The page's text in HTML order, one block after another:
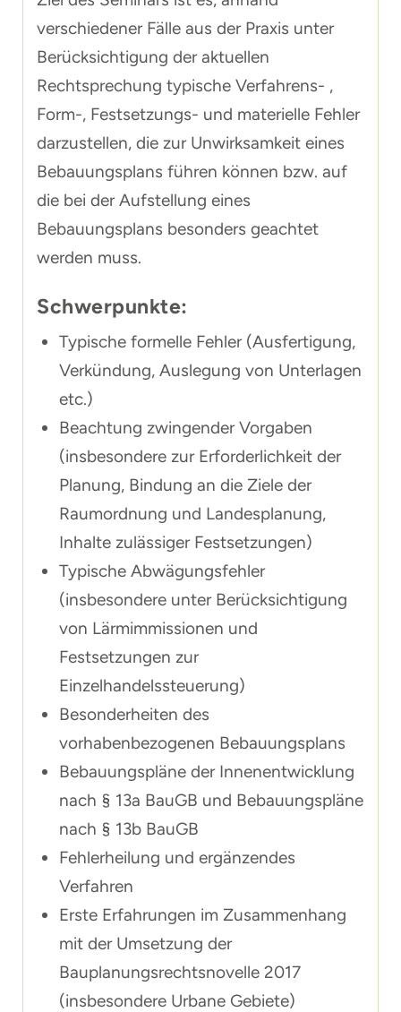
verschiedener Fälle aus der Praxis unter
Berücksichtigung der aktuellen
Rechtsprechung typische Verfahrens- ,
Form-, Festsetzungs- und materielle Fehler
darzustellen, die zur Unwirksamkeit eines
Bebauungsplans führen können bzw. auf
die bei der Aufstellung eines
Bebauungsplans besonders geachtet
werden muss.
Schwerpunkte:
Typische formelle Fehler (Ausfertigung,
Verkündung, Auslegung von Unterlagen
etc.)
Beachtung zwingender Vorgaben
(insbesondere zur Erforderlichkeit der
Planung, Bindung an die Ziele der
Raumordnung und Landesplanung,
Inhalte zulässiger Festsetzungen)
Typische Abwägungsfehler
(insbesondere unter Berücksichtigung
von Lärmimmissionen und
Festsetzungen zur
Einzelhandelssteuerung)
Besonderheiten des
vorhabenbezogenen Bebauungsplans
Bebauungspläne der Innenentwicklung
nach § 13a BauGB und Bebauungspläne
nach § 13b BauGB
Fehlerheilung und ergänzendes
Verfahren
Erste Erfahrungen im Zusammenhang
mit der Umsetzung der
Bauplanungsrechtsnovelle 2017
(insbesondere Urbane Gebiete)